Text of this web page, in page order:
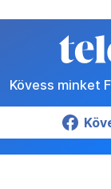
Kövess minket